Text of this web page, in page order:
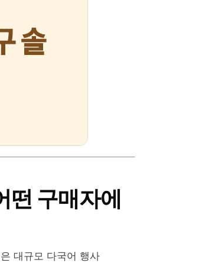
떤 구매자에
대규모 다국어 행사